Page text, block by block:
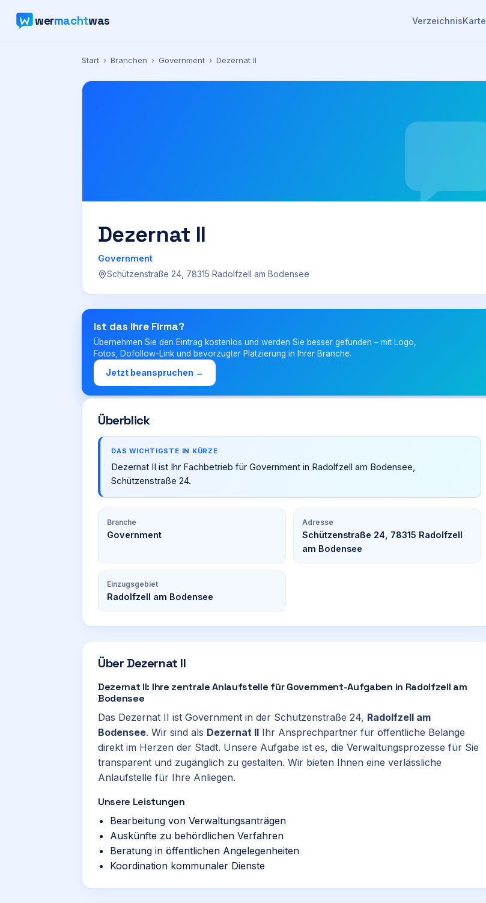
wermachtwas VerzeichnisKarte
Start › Branchen › Government › Dezernat II
Dezernat II
Government
Schützenstraße 24, 78315 Radolfzell am Bodensee
Ist das Ihre Firma?
Übernehmen Sie den Eintrag kostenlos und werden Sie besser gefunden – mit Logo,
Fotos, Dofollow-Link und bevorzugter Platzierung in Ihrer Branche.
Jetzt beanspruchen →
Überblick
DAS WICHTIGSTE IN KÜRZE
Dezernat II ist Ihr Fachbetrieb für Government in Radolfzell am Bodensee,
Schützenstraße 24.
Branche
Government
Adresse
Schützenstraße 24, 78315 Radolfzell
am Bodensee
Einzugsgebiet
Radolfzell am Bodensee
Über Dezernat II
Dezernat II: Ihre zentrale Anlaufstelle für Government-Aufgaben in Radolfzell am
Bodensee
Das Dezernat II ist Government in der Schützenstraße 24, Radolfzell am
Bodensee. Wir sind als Dezernat II Ihr Ansprechpartner für öffentliche Belange
direkt im Herzen der Stadt. Unsere Aufgabe ist es, die Verwaltungsprozesse für Sie
transparent und zugänglich zu gestalten. Wir bieten Ihnen eine verlässliche
Anlaufstelle für Ihre Anliegen.
Unsere Leistungen
Bearbeitung von Verwaltungsanträgen
Auskünfte zu behördlichen Verfahren
Beratung in öffentlichen Angelegenheiten
Koordination kommunaler Dienste